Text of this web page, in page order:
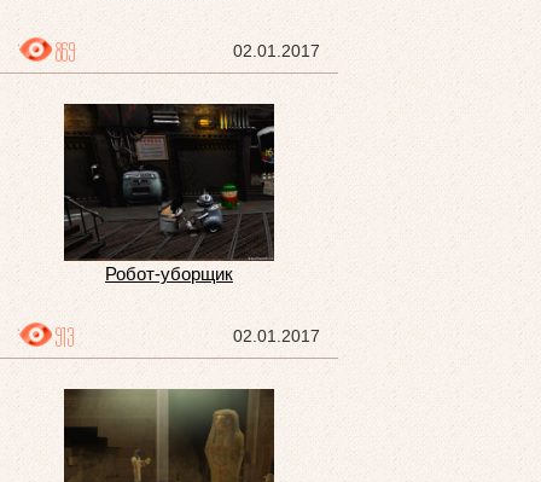
02.01.2017
869
Робот-уборщик
02.01.2017
913